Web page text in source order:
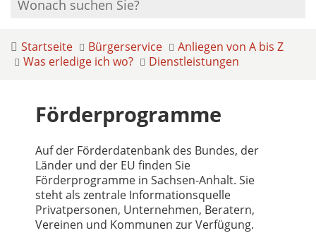
Startseite Bürgerservice
Anliegen von A bis Z
Was erledige ich wo?
Dienstleistungen
Förderprogramme
Auf der Förderdatenbank des Bundes, der
Länder und der EU finden Sie
Förderprogramme in Sachsen-Anhalt. Sie
steht als zentrale Informationsquelle
Privatpersonen, Unternehmen, Beratern,
Vereinen und Kommunen zur Verfügung.